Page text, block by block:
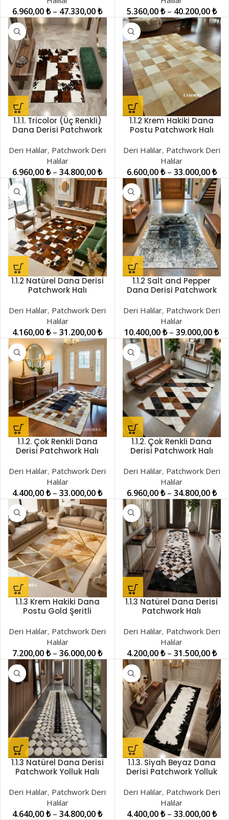
6.960,00₺ – 47.330,00₺ 5.360,00₺ – 40.200,00₺
1.1.1. Tricolor (Üç Renkli)
Dana Derisi Patchwork
Deri Halılar, Patchwork Deri
Halılar
6.960,00₺ –34.800,00₺
1.1.2 Krem Hakiki Dana
Postu Patchwork Halı
Deri Halılar, Patchwork Deri
Halılar
6.600,00₺ – 33.000,00₺
1.1.2 Natürel Dana Derisi
Patchwork Halı
Deri Halılar, Patchwork Deri
Halılar
4.160,00₺ –31.200,00₺
1.1.2 Salt and Pepper
Dana Derisi Patchwork
Deri Halılar, Patchwork Deri
Halılar
10.400,00₺ –39.000,00₺
1.1.2. Çok Renkli Dana
Derisi Patchwork Halı
Deri Halılar, Patchwork Deri
Halılar
4.400,00₺ –33.000,00₺
1.1.2. Çok Renkli Dana
Derisi Patchwork Halı
Deri Halılar, Patchwork Deri
Halılar
6.960,00₺ – 34.800,00₺
1.1.3 Krem Hakiki Dana
Postu Gold Şeritli
LNRDH00001347
Deri Halılar, Patchwork Deri
Halılar
7.200,00₺ –36.000,00₺
1.1.3 Natürel Dana Derisi
Patchwork Halı
Deri Halılar, Patchwork Deri
Halılar
4.200,00₺ – 31.500,00₺
1.1.3 Natürel Dana Derisi
Patchwork Yolluk Halı
Deri Halılar, Patchwork Deri
Halılar
4.640,00₺ –34.800,00₺
1.1.3. Siyah Beyaz Dana
Derisi Patchwork Yolluk
Deri Halılar, Patchwork Deri
Halılar
4.400,00₺ – 33.000,00₺